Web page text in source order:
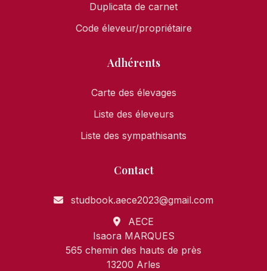
Duplicata de carnet
Code éleveur/propriétaire
Adhérents
Carte des élevages
Liste des éleveurs
Liste des sympathisants
Contact
studbook.aece2023@gmail.com
AECE
Isaora MARQUES
565 chemin des hauts de près
13200 Arles